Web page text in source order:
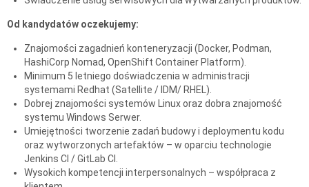
Od kandydatów oczekujemy:
Znajomości zagadnień konteneryzacji (Docker, Podman,
HashiCorp Nomad, OpenShift Container Platform).
Minimum 5 letniego doświadczenia w administracji
systemami Redhat (Satellite / IDM/ RHEL).
Dobrej znajomości systemów Linux oraz dobra znajomość
systemu Windows Serwer.
Umiejętności tworzenie zadań budowy i deploymentu kodu
oraz wytworzonych artefaktów – w oparciu technologie
Jenkins CI / GitLab CI.
Wysokich kompetencji interpersonalnych – współpraca z